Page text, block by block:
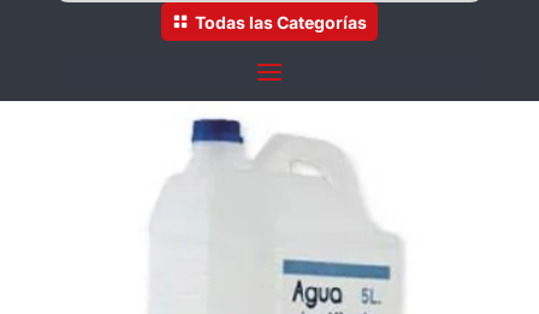
Todas las Categorías